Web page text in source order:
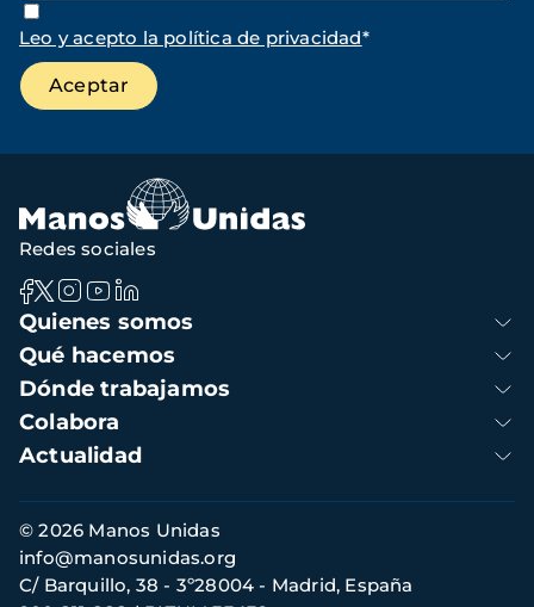
Leo y acepto la política de privacidad*
Navegación
principal
Quienes somos
Qué hacemos
Dónde trabajamos
Colabora
Actualidad
Redes sociales
Información
de
contacto
© 2026 Manos Unidas
C/ Barquillo, 38 - 3º28004 - Madrid, España
info@manosunidas.org